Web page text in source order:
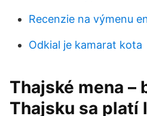
Recenzie na výmenu
Odkial je kamarat kota
Thajské mena –
Thajsku sa platí